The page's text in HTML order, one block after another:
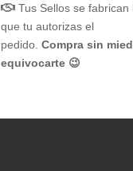
Tus Sellos se fabrican
que tu autorizas el
pedido. Compra sin
equivocarte 😉